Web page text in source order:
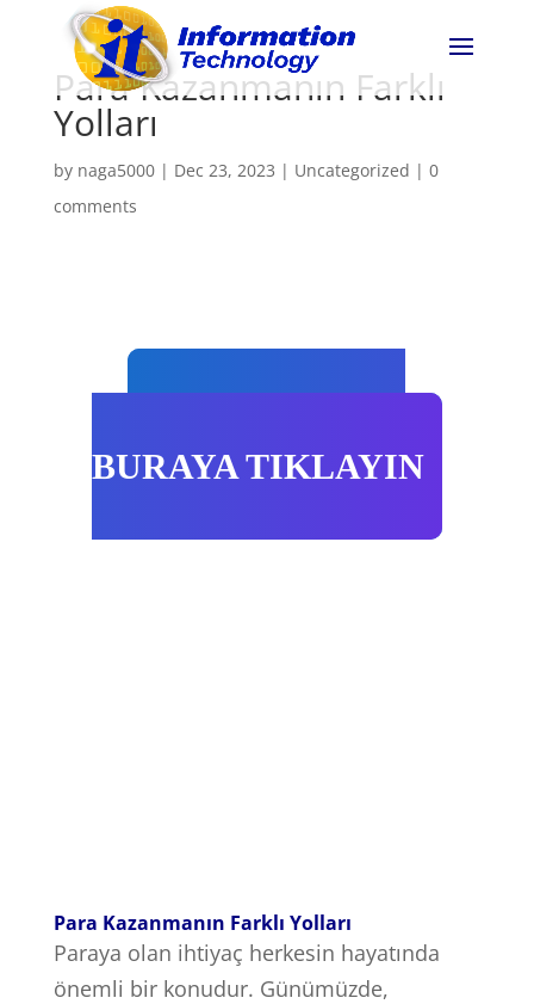
Para Kazanmanın Farklı
Yolları
by naga5000| Dec 23, 2023 | Uncategorized | 0
comments
BURAYA TIKLAYIN
Para Kazanmanın Farklı Yolları
Paraya olan ihtiyaç herkesin hayatında
önemli bir konudur. Günümüzde,